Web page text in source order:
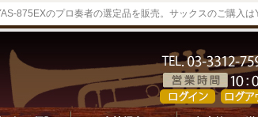
875EXのプロ奏者の選定品を販売。サックスのご購入